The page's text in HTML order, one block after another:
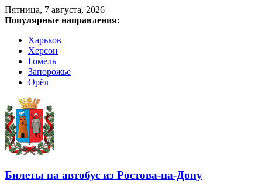
Пятница, 7 августа, 2026
Популярные направления:
Харьков
Херсон
Гомель
Запорожье
Орёл
Билеты на автобус из Ростова-на-Дону